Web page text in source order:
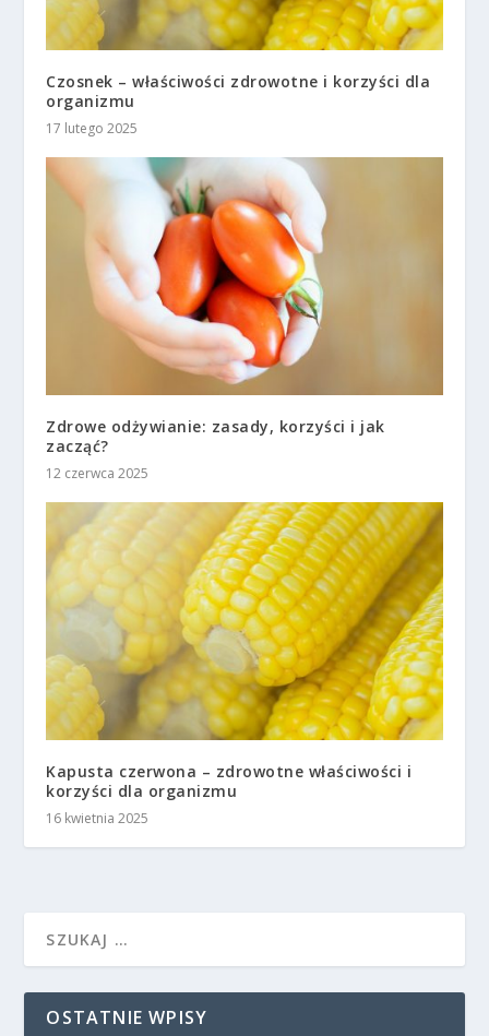
Czosnek – właściwości zdrowotne i korzyści dla
organizmu
17 lutego 2025
Zdrowe odżywianie: zasady, korzyści i jak
zacząć?
12 czerwca 2025
Kapusta czerwona – zdrowotne właściwości i
korzyści dla organizmu
16 kwietnia 2025
OSTATNIE WPISY